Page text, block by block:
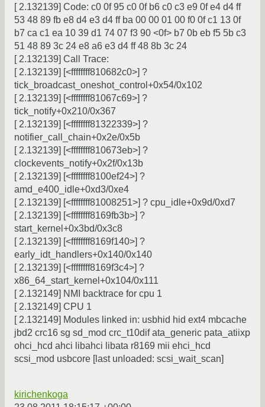
[ 2.132139] Code: c0 0f 95 c0 0f b6 c0 c3 e9 0f e4 d4 ff
53 48 89 fb e8 d4 e3 d4 ff ba 00 00 01 00 f0 0f c1 13 0f
b7 ca c1 ea 10 39 d1 74 07 f3 90 <0f> b7 0b eb f5 5b c3
51 48 89 3c 24 e8 a6 e3 d4 ff 48 8b 3c 24
[ 2.132139] Call Trace:
[ 2.132139] [<ffffffff810682c0>] ?
tick_broadcast_oneshot_control+0x54/0x102
[ 2.132139] [<ffffffff81067c69>] ?
tick_notify+0x210/0x367
[ 2.132139] [<ffffffff81322339>] ?
notifier_call_chain+0x2e/0x5b
[ 2.132139] [<ffffffff810673eb>] ?
clockevents_notify+0x2f/0x13b
[ 2.132139] [<ffffffff8100ef24>] ?
amd_e400_idle+0xd3/0xe4
[ 2.132139] [<ffffffff81008251>] ? cpu_idle+0x9d/0xd7
[ 2.132139] [<ffffffff8169fb3b>] ?
start_kernel+0x3bd/0x3c8
[ 2.132139] [<ffffffff8169f140>] ?
early_idt_handlers+0x140/0x140
[ 2.132139] [<ffffffff8169f3c4>] ?
x86_64_start_kernel+0x104/0x111
[ 2.132149] NMI backtrace for cpu 1
[ 2.132149] CPU 1
[ 2.132149] Modules linked in: usbhid hid ext4 mbcache
jbd2 crc16 sg sd_mod crc_t10dif ata_generic pata_atiixp
ohci_hcd ahci libahci libata r8169 mii ehci_hcd
scsi_mod usbcore [last unloaded: scsi_wait_scan]
kirichenkoga